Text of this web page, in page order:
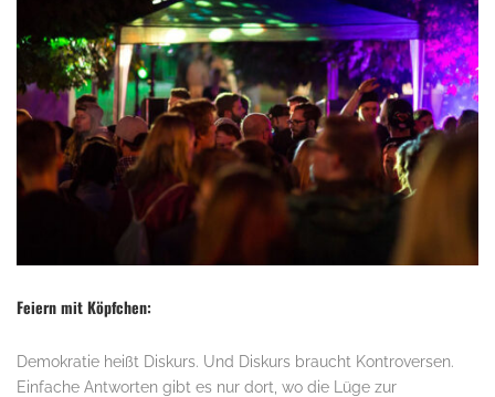
Feiern mit Köpfchen:
Demokratie heißt Diskurs. Und Diskurs braucht Kontroversen.
Einfache Antworten gibt es nur dort, wo die Lüge zur